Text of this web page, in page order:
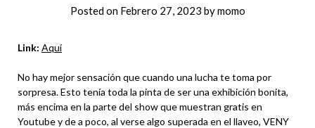
Posted on Febrero 27, 2023 bymomo
Link: Aquí
No hay mejor sensación que cuando una lucha te toma por
sorpresa. Esto tenía toda la pinta de ser una exhibición bonita,
más encima en la parte del show que muestran gratis en
Youtube y de a poco, al verse algo superada en el llaveo, VENY